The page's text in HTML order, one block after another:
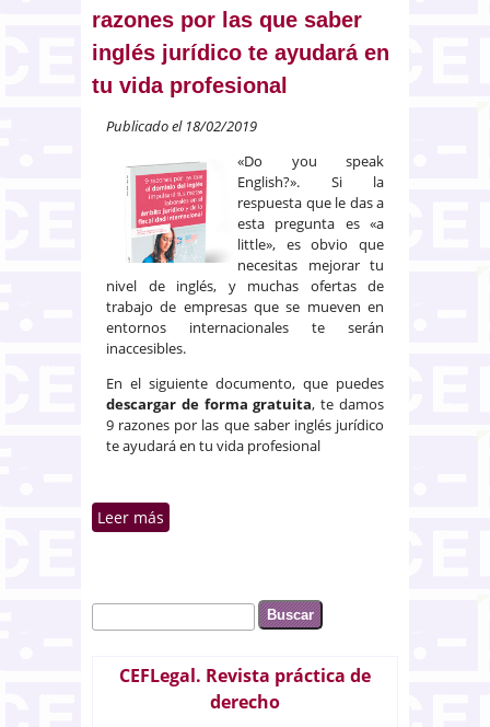
razones por las que saber
inglés jurídico te ayudará en
tu vida profesional
Publicado el 18/02/2019
«Do you speak
English?». Si la
respuesta que le das a
esta pregunta es «a
little», es obvio que
necesitas mejorar tu
nivel de inglés, y muchas ofertas de
trabajo de empresas que se mueven en
entornos internacionales te serán
inaccesibles.
En el siguiente documento, que puedes
descargar de forma gratuita, te damos
9 razones por las que saber inglés jurídico
te ayudará en tu vida profesional
Leer más
Formulario de búsqueda
Buscar
CEFLegal. Revista práctica de
derecho